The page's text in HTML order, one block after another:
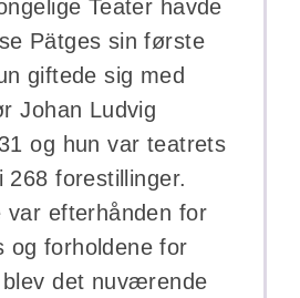
Teater havde
Pätges sin første
giftede sig med
Johan Ludvig
og hun var teatrets
268 forestillinger.
var efterhånden for
og forholdene for
det nuværende